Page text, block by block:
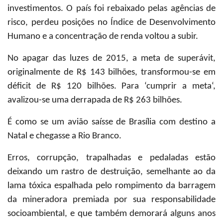
investimentos. O país foi rebaixado pelas agências de
risco, perdeu posições no Índice de Desenvolvimento
Humano e a concentração de renda voltou a subir.
No apagar das luzes de 2015, a meta de superávit,
originalmente de R$ 143 bilhões, transformou-se em
déficit de R$ 120 bilhões. Para ‘cumprir a meta‘,
avalizou-se uma derrapada de R$ 263 bilhões.
É como se um avião saísse de Brasília com destino a
Natal e chegasse a Rio Branco.
Erros, corrupção, trapalhadas e pedaladas estão
deixando um rastro de destruição, semelhante ao da
lama tóxica espalhada pelo rompimento da barragem
da mineradora premiada por sua responsabilidade
socioambiental, e que também demorará alguns anos